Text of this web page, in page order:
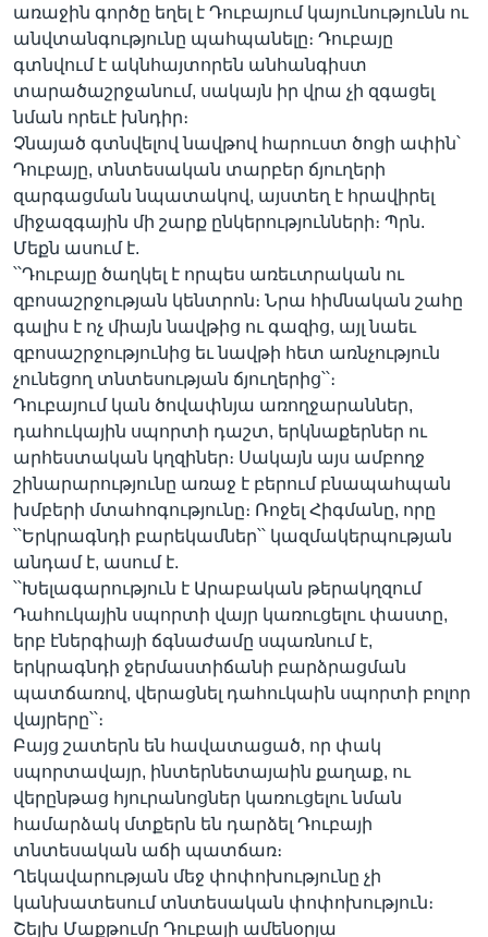
առաջին գործը եղել է Դուբայում կայունությունն ու
անվտանգությունը պահպանելը։ Դուբայը
գտնվում է ակնհայտորեն անհանգիստ
տարածաշրջանում, սակայն իր վրա չի զգացել
նման որեւէ խնդիր։
Չնայած գտնվելով նավթով հարուստ ծոցի ափին՝
Դուբայը, տնտեսական տարբեր ճյուղերի
զարգացման նպատակով, այստեղ է հրավիրել
միջազգային մի շարք ընկերությունների։ Պրն.
Մեքն ասում է.
՝՝Դուբայը ծաղկել է որպես առեւտրական ու
զբոսաշրջության կենտրոն։ Նրա հիմնական շահը
գալիս է ոչ միայն նավթից ու գազից, այլ նաեւ
զբոսաշրջությունից եւ նավթի հետ առնչություն
չունեցող տնտեսության ճյուղերից՝՝։
Դուբայում կան ծովափնյա առողջարաններ,
դահուկային սպորտի դաշտ, երկնաքերներ ու
արհեստական կղզիներ։ Սակայն այս ամբողջ
շինարարությունը առաջ է բերում բնապահպան
խմբերի մտահոգությունը։ Ռոջել Հիգմանը, որը
՝՝Երկրագնդի բարեկամներ՝՝ կազմակերպության
անդամ է, ասում է.
՝՝Խելագարություն է Արաբական թերակղզում
Դահուկային սպորտի վայր կառուցելու փաստը,
երբ էներգիայի ճգնաժամը սպառնում է,
երկրագնդի ջերմաստիճանի բարձրացման
պատճառով, վերացնել դահուկաին սպորտի բոլոր
վայրերը՝՝։
Բայց շատերն են հավատացած, որ փակ
սպորտավայր, ինտերնետայաին քաղաք, ու
վերընթաց հյուրանոցներ կառուցելու նման
համարձակ մտքերն են դարձել Դուբայի
տնտեսական աճի պատճառ։
Ղեկավարության մեջ փոփոխությունը չի
կանխատեսում տնտեսական փոփոխություն։
Շեյխ Մաքթումը Դուբայի ամենօրյա